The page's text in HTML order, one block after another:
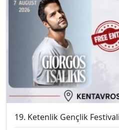
19. Ketenlik Gençlik